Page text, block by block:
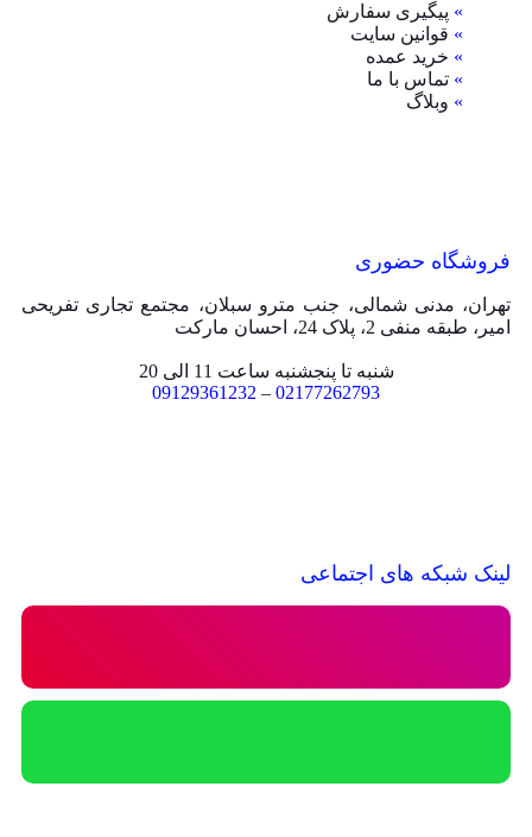
» پیگیری سفارش
» قوانین سایت
» خرید عمده
» تماس با ما
» وبلاگ
فروشگاه حضوری
تهران، مدنی شمالی، جنب مترو سبلان، مجتمع تجاری تفریحی
امیر، طبقه منفی 2، پلاک 24، احسان مارکت
شنبه تا پنجشنبه ساعت 11 الی 20
02177262793
–
09129361232
لینک شبکه های اجتماعی